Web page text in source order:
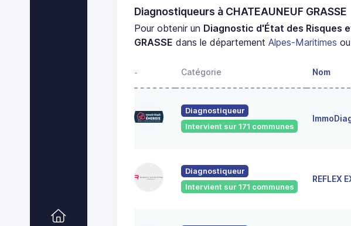
Diagnostiqueurs à CHATEAUNEUF GRASSE
Pour obtenir un Diagnostic d'État des Risques
GRASSE dans le départementAlpes-Maritimes
- Catégorie Nom
Diagnostiqueur
Intervient sur 171 communes
Diagnostiqueur
Intervient sur 171 communes
REFLEX